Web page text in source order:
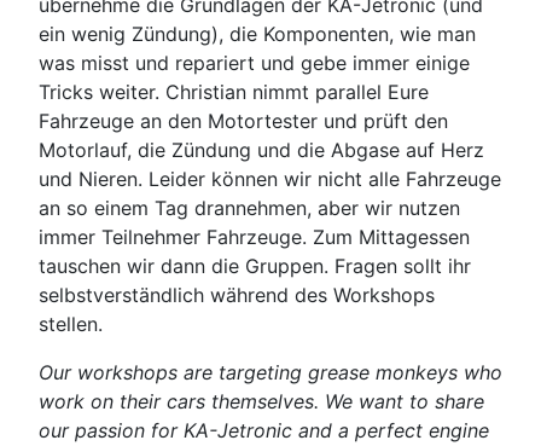
ein wenig Zündung), die Komponenten, wie man
was misst und repariert und gebe immer einige
Tricks weiter. Christian nimmt parallel Eure
Fahrzeuge an den Motortester und prüft den
Motorlauf, die Zündung und die Abgase auf Herz
und Nieren. Leider können wir nicht alle Fahrzeuge
an so einem Tag drannehmen, aber wir nutzen
immer Teilnehmer Fahrzeuge. Zum Mittagessen
tauschen wir dann die Gruppen. Fragen sollt ihr
selbstverständlich während des Workshops
stellen.
Our workshops are targeting grease monkeys who
work on their cars themselves. We want to share
our passion for KA-Jetronic and a perfect engine